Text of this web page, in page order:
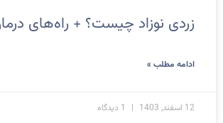
زردی نوزاد چیست؟ + راه‌های
ادامه مطلب »
12 اسفند, 1403 1 دیدگاه